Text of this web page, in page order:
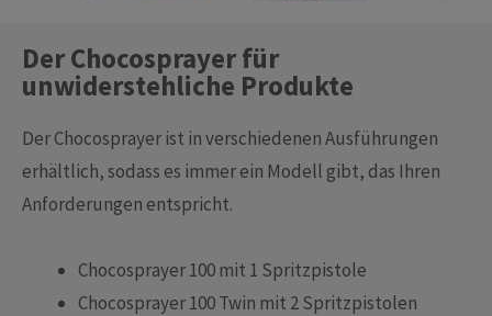
Der Chocosprayer für
unwiderstehliche Produkte
Der Chocosprayer ist in verschiedenen Ausführungen
erhältlich, sodass es immer ein Modell gibt, das Ihren
Anforderungen entspricht.
Chocosprayer 100 mit 1 Spritzpistole
Chocosprayer 100 Twin mit 2 Spritzpistolen